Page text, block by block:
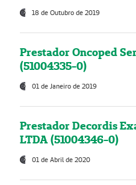
18 de Outubro de 2019
Prestador Oncoped
(51004335-0)
01 de Janeiro de 2019
Prestador Decordis
LTDA (51004346-0)
01 de Abril de 2020